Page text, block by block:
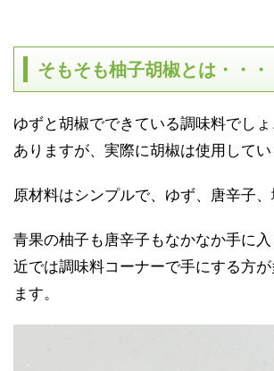
そもそも柚子胡椒とは・・・
ゆずと胡椒でできている調味料でし
ありますが、実際に胡椒は使用してい
原材料はシンプルで、ゆず、唐辛子、
青果の柚子も唐辛子もなかなか手に
近では調味料コーナーで手にする方
ます。